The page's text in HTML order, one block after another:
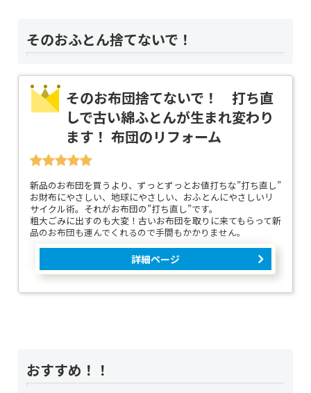
そのおふとん捨てないで！
そのお布団捨てないで！ 打ち直
しで古い綿ふとんが生まれ変わり
ます！ 布団のリフォーム
新品のお布団を買うより、ずっとずっとお値打ちな”打ち直し”
お財布にやさしい、地球にやさしい、おふとんにやさしいリ
サイクル術。それがお布団の”打ち直し”です。
粗大ごみに出すのも大変！古いお布団を取りに来てもらって新
品のお布団も運んでくれるので手間もかかりません。
詳細ページ
おすすめ！！